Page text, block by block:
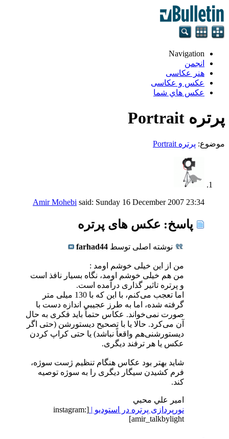
Navigation
انجمن
هنر عکاسی
عکس و عکاسی
عكس هاي شما
پرتره Portrait
موضوع: پرتره Portrait
Amir Mohebi said: Sunday 16 December 2007 23:34
پاسخ: عكس های پرتره
نوشته اصلی توسط farhad44
من از این خیلی خوشم اومد :
من هم خیلی خوشم اومد، نگاه بسیار نافذ است
و پرتره تاثیر گذاری درآمده است.
اما تعجب می‌کنم، با این که با 130 میلی متر
گرفته شده، اما به طرز عجیبی اندازه دست با
صورت نمی‌خواند. عکاس حتماً باید فکری به حال
آن می‌کرد. حالا یا با تصحیح دیستورشن (حتی اگر
دیستورشنی‌هم واقعاً نباشد) یا حتی کراپ کردن
عکس یا هر ترفند دیگری.
شاید بهتر بود عکاس هنگام تنظیم ژست سوژه،
فرم کشیدن سیگار دیگری را به سوژه توصیه
کند.
امير علي محبي
نورپردازی پرتره در استودیو |
[instagram:
amir_talkbylight]